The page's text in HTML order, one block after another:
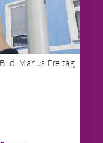
Bild: Marius Freitag